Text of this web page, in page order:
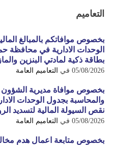
التعاميم
بخصوص موافاتكم بالمبالغ
الوحدات الادارية في محافظة
بطاقة ذكية لمادتي البنزين
05/08/2026 في التعاميم العامة
بخصوص موافاة مديرية الشؤون
والمحاسبة بجدول الوحدات
نقص السيولة المالية لتسديد
05/08/2026 في التعاميم العامة
بخصوص متابعة اعمال هدم